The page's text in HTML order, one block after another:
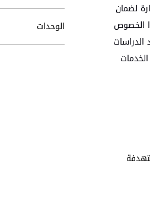
لضمان
الخصوص
الدراسات
الوحدات